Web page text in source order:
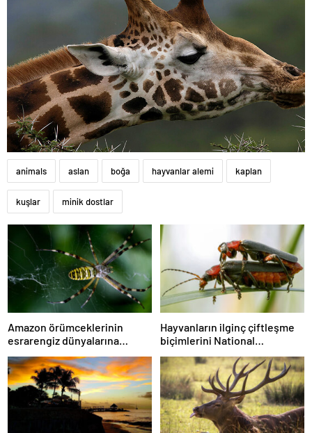
animals aslan boğa hayvanlar alemi kaplan
kuşlar minik dostlar
Amazon örümceklerinin
esrarengiz dünyalarına
gitmeye hazır olun.
Hayvanların ilginç çiftleşme
biçimlerini National
Geographic görüntüledi.